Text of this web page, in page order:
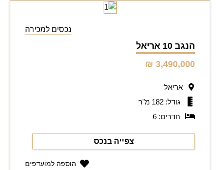
נכסים למכירה
הנגב 10 אריאל
3,490,000 ₪
אריאל
גודל: 182 מ"ר
חדרים: 6
צפייה בנכס
הוספה למועדפים